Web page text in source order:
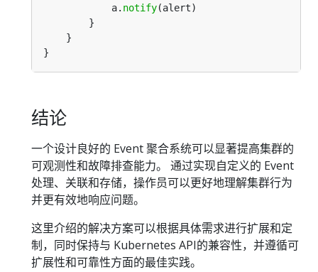
            a.
notify
结论
一个设计良好的 Event 聚合系统可以显著提高集群的
可观测性和故障排查能力。 通过实现自定义的 Event
处理、关联和存储，操作员可以更好地理解集群行为
并更有效地响应问题。
这里介绍的解决方案可以根据具体需求进行扩展和定
制，同时保持与 Kubernetes API的兼容性，并遵循可
扩展性和可靠性方面的最佳实践。